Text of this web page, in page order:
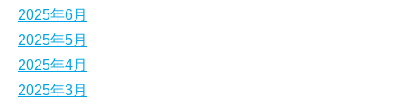
2025年6月
2025年5月
2025年4月
2025年3月